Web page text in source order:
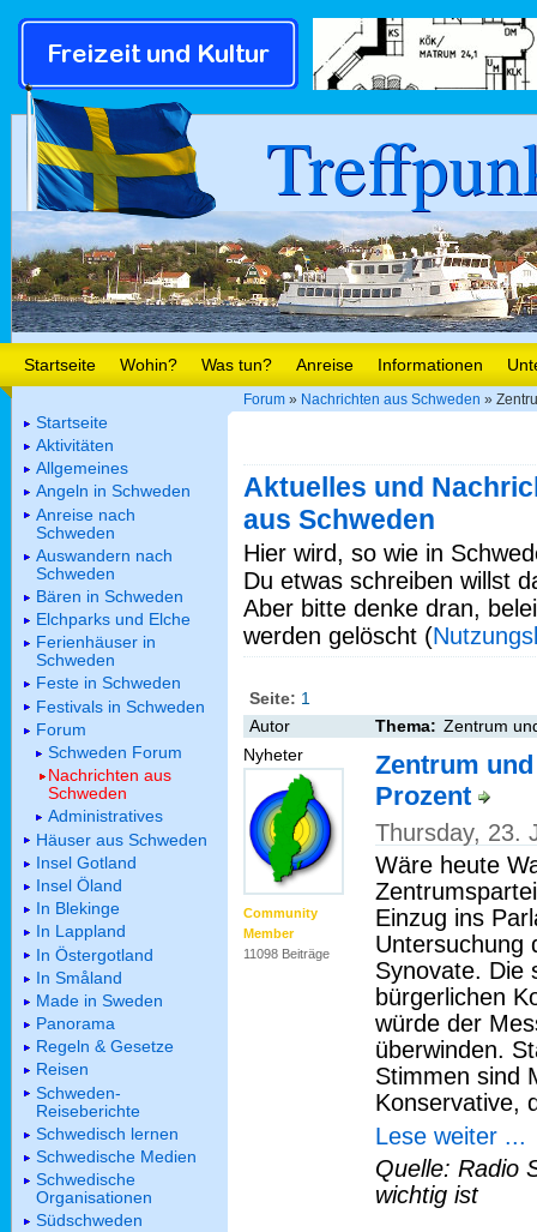
Startseite Wohin? Was tun? Anreise Informationen
Forum » Nachrichten aus Schweden »
Aktuelles und
aus Schweden
Hier wird, so wie in
Du etwas schreiben willst
Aber bitte denke dran,
werden gelöscht (
Seite: 1
Autor
Thema: Zentrum
Nyheter
Community
Member
11098 Beiträge
Zentrum
Prozent
Thursday, 23.
Wäre heute
Einzug ins
Untersuchung
Synovate. Die
bürgerlichen
würde der
überwinden.
Stimmen sind
Konservative,
Lese weiter ...
Quelle: Radio
wichtig ist
Startseite
Aktivitäten
Allgemeines
Angeln in Schweden
Anreise nach
Schweden
Auswandern nach
Schweden
Bären in Schweden
Elchparks und Elche
Ferienhäuser in
Schweden
Feste in Schweden
Festivals in Schweden
Forum
Schweden Forum
Nachrichten aus
Schweden
Administratives
Häuser aus Schweden
Insel Gotland
Insel Öland
In Blekinge
In Lappland
In Östergotland
In Småland
Made in Sweden
Panorama
Regeln & Gesetze
Reisen
Schweden-
Reiseberichte
Schwedisch lernen
Schwedische Medien
Schwedische
Organisationen
Südschweden